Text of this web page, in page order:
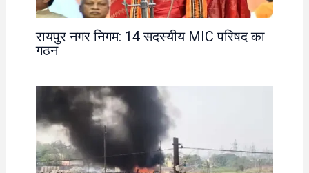
रायपुर नगर निगम: 14 सदस्यीय MIC परिषद का
गठन